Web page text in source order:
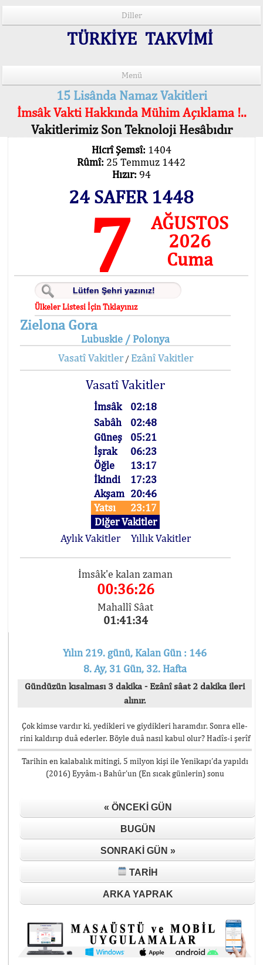
Diller
TÜRKİYE TAKVİMİ
Menü
15 Lisânda Namaz Vakitleri
İmsâk Vakti Hakkında Mühim Açıklama !..
Vakitlerimiz Son Teknoloji Hesâbıdır
Hicrî Şemsî: 1404
Rûmî: 25 Temmuz 1442
Hızır: 94
24 SAFER 1448
7
AĞUSTOS
2026
Cuma
Ülkeler Listesi İçin Tıklayınız
Zielona Gora
Lubuskie / Polonya
Vasatî Vakitler/ Ezânî Vakitler
Vasatî Vakitler
İmsâk
02:18
Sabâh
02:48
Güneş
05:21
İşrak
06:23
Öğle
13:17
İkindi
17:23
Akşam 20:46
Yatsı
23:17
Diğer Vakitler
Aylık Vakitler
Yıllık Vakitler
İmsâk'e kalan zaman
00:36:26
Mahallî Sâat
01:41:34
Yılın 219. günü, Kalan Gün : 146
8. Ay, 31 Gün, 32. Hafta
Gündüzün kısalması 3 dakika - Ezânî sâat 2 dakika ileri
alınır.
Çok kimse vardır ki, yedikleri ve giydikleri haramdır. Sonra elle-
rini kaldırıp duâ ederler. Böyle duâ nasıl kabul olur? Hadîs-i şerîf
Tarihin en kalabalık mitingi, 5 milyon kişi ile Yenikapı’da yapıldı
(2016) Eyyâm-ı Bahûr’un (En sıcak günlerin) sonu
« ÖNCEKI GÜN
BUGÜN
SONRAKI GÜN »
TARIH
ARKA YAPRAK